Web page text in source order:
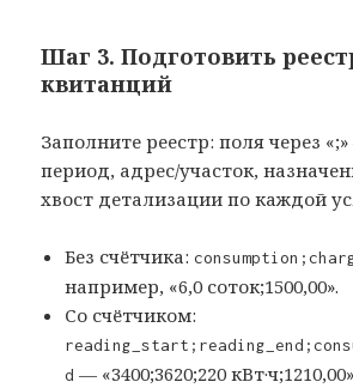
Шаг 3. Подготовить
квитанций
Заполните реестр: поля через
период, адрес/участок,
хвост детализации по каждой
Без счётчика:
например, «6,0 соток;1500,00».
Со счётчиком:
d — «3400;3620;220